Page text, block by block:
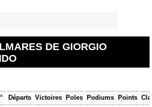
DE GIORGIO
Départs Victoires Poles Podiums Points